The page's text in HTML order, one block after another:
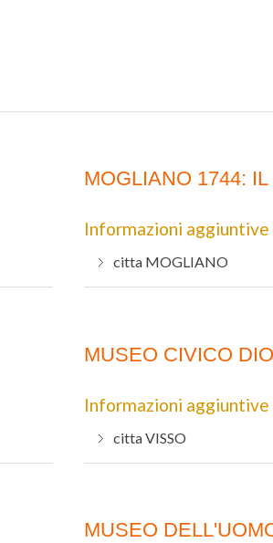
MOGLIANO 1744:
Informazioni aggiuntive
citta MOGLIANO
MUSEO CIVICO
Informazioni aggiuntive
cittaVISSO
MUSEO